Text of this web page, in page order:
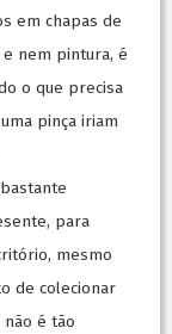
em chapas de
nem pintura, é
o que precisa
pinça iriam
para
mesmo
de colecionar
é tão